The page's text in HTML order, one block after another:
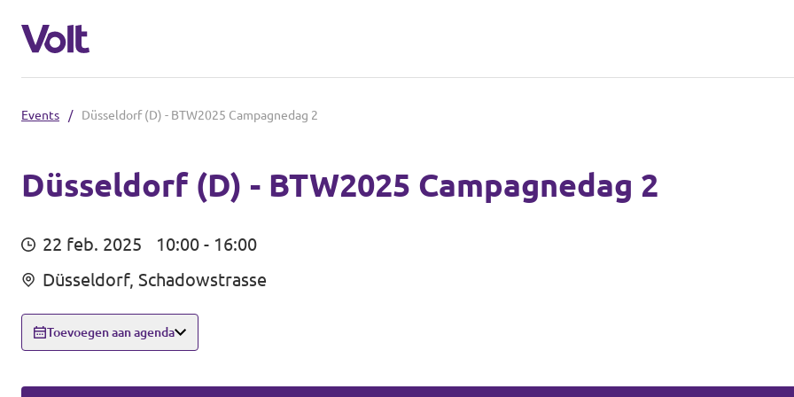
Brabantse politiek
Fractie Provincale Staten
Gemeenten
Breda
Mensen
Events / Düsseldorf (D) - BTW2025 Campagnedag 2
Düsseldorf (D) - BTW2025 Campagnedag 2
22 feb. 2025
10:00 - 16:00
Düsseldorf, Schadowstrasse
Toevoegen aan agenda